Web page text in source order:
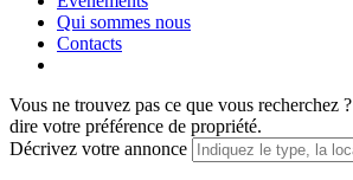
Qui sommes nous
Contacts
Vous ne trouvez pas ce que vous recherchez ?
dire votre préférence de propriété.
Décrivez votre annonce